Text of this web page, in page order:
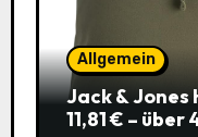
Allgemein
Jack & Jones
11,81 € – über